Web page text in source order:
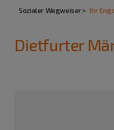
Sozialer Wegweiser Ihr
Dietfurter